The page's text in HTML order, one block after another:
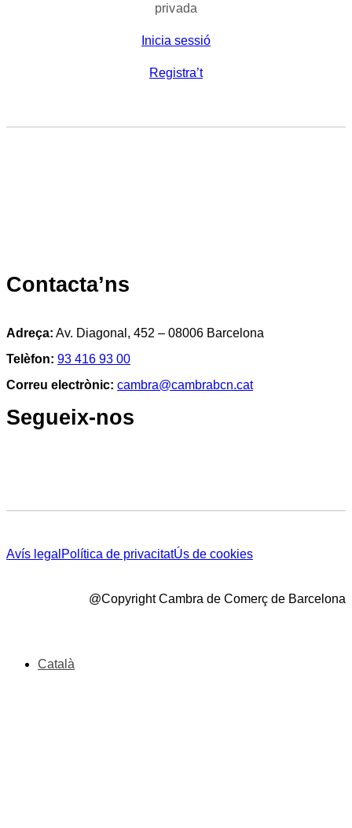
privada
Inicia sessió
Registra’t
Contacta’ns
Adreça: Av. Diagonal, 452 – 08006 Barcelona
Telèfon: 93 416 93 00
Correu electrònic: cambra@cambrabcn.cat
Segueix-nos
Avís legal Política de privacitatÚs de cookies
@Copyright Cambra de Comerç de Barcelona
Català